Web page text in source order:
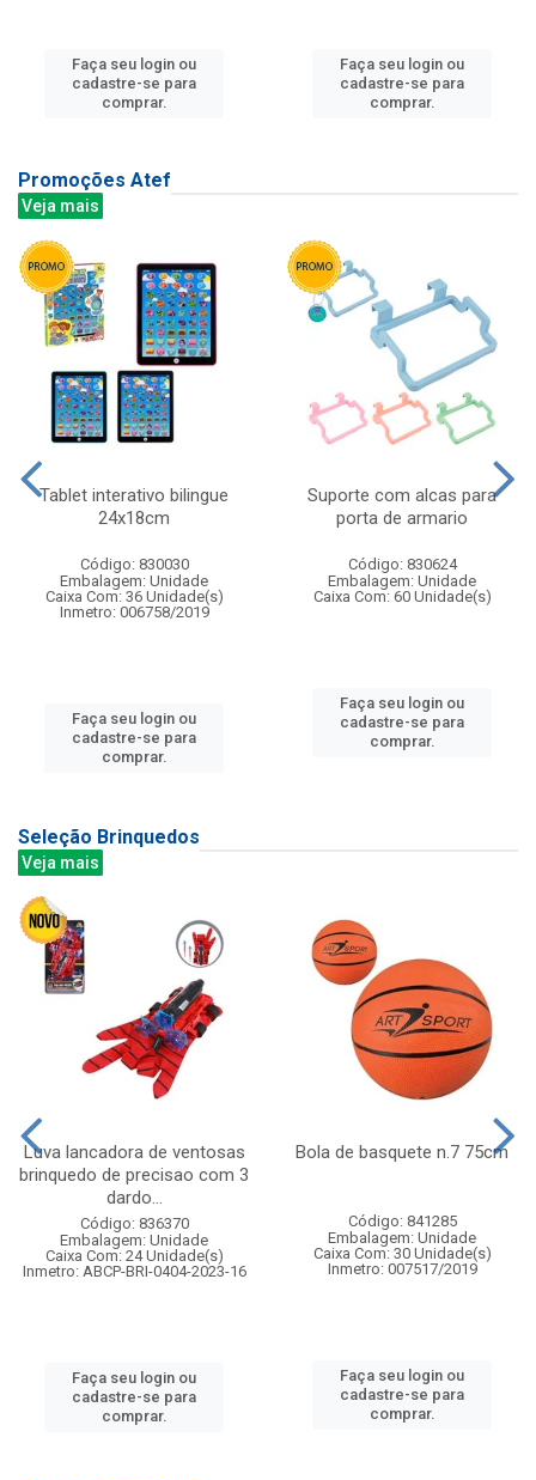
Faça seu login ou
cadastre-se para
comprar.
Faça seu login ou
cadastre-se para
comprar.
Promoções Atef
Veja mais
Tablet interativo bilingue
24x18cm
Código: 830030
Embalagem: Unidade
Caixa Com: 36 Unidade(s)
Inmetro: 006758/2019
Faça seu login ou
cadastre-se para
comprar.
Suporte com alcas para
porta de armario
Código: 830624
Embalagem: Unidade
Caixa Com: 60 Unidade(s)
Faça seu login ou
cadastre-se para
comprar.
Seleção Brinquedos
Veja mais
Luva lancadora de ventosas
brinquedo de precisao com 3
dardo...
Código: 836370
Embalagem: Unidade
Caixa Com: 24 Unidade(s)
Inmetro: ABCP-BRI-0404-2023-16
Faça seu login ou
cadastre-se para
comprar.
Bola de basquete n.7 75cm
Código: 841285
Embalagem: Unidade
Caixa Com: 30 Unidade(s)
Inmetro: 007517/2019
Faça seu login ou
cadastre-se para
comprar.